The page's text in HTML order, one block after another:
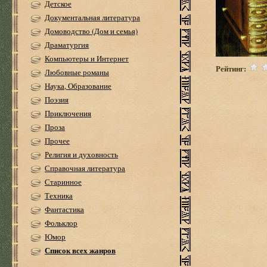
Детское
Документальная литература
Домоводство (Дом и семья)
Драматургия
Компьютеры и Интернет
Любовные романы
Наука, Образование
Поэзия
Приключения
Проза
Прочее
Религия и духовность
Справочная литература
Старинное
Техника
Фантастика
Фольклор
Юмор
Список всех жанров
Рейтинг: